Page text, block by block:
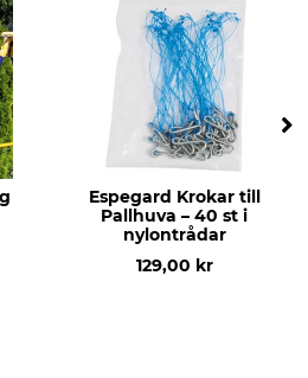
Espegard Krokar till
Pallhuva – 40 st i
nylontrådar
129,00 kr